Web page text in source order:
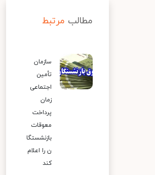
مطالب مرتبط
سازمان
تأمین
اجتماعی
زمان
پرداخت
معوقات
بازنشستگا
ن را اعلام
کند